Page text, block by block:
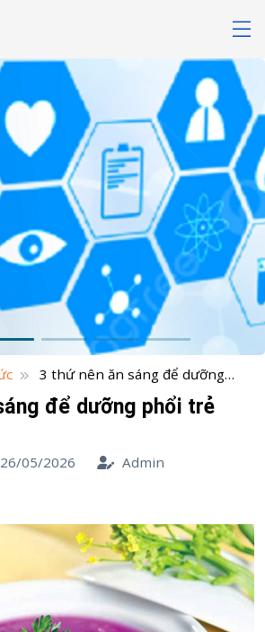
3 thứ nên ăn sáng để dưỡng
để dưỡng phổi trẻ
05/2026 Admin